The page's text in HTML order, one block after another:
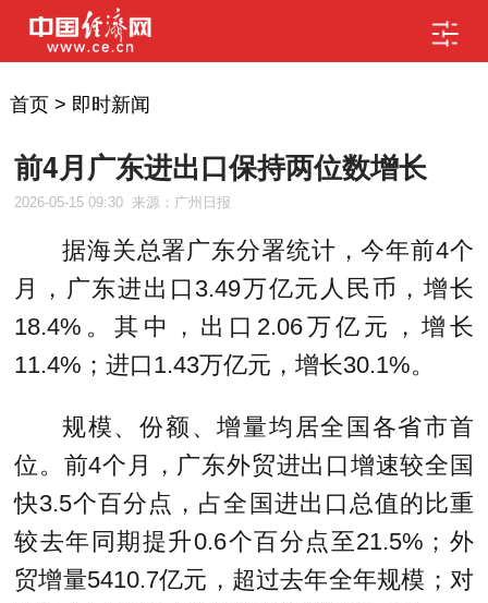
首页> 即时新闻
前4月广东进出口保持两位数增长
2026-05-15 09:30 来源：广州日报
据海关总署广东分署统计，今年前4个
月，广东进出口3.49万亿元人民币，增长
18.4%。其中，出口2.06万亿元，增长
11.4%；进口1.43万亿元，增长30.1%。
规模、份额、增量均居全国各省市首
位。前4个月，广东外贸进出口增速较全国
快3.5个百分点，占全国进出口总值的比重
较去年同期提升0.6个百分点至21.5%；外
贸增量5410.7亿元，超过去年全年规模；对